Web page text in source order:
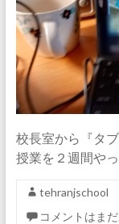
校長室から『タ
授業を２週間や
tehranjschool
コメントはま